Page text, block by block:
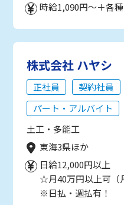
時給1,090円～＋各
株式会社 ハヤシ
正社員 契約社員
パート・アルバイト
土工・多能工
東海3県ほか
日給12,000円以上
☆月40万円以上可（
※日払・週払有！